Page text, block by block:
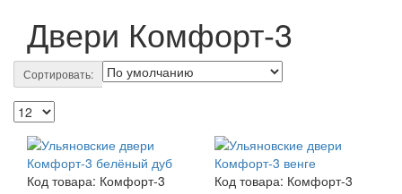
Двери Комфорт-3
Сортировать:
Код товара: Комфорт-3 Код товара: Комфорт-3